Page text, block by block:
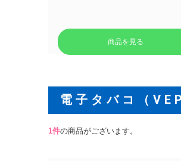
商品を見る
電子タバコ（
1件の商品がございます。